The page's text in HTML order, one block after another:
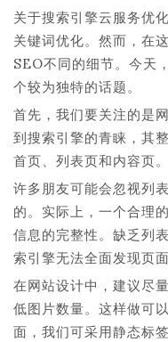
关于搜索引擎云服务优
关键词优化。然而，在
SEO不同的细节。今天
个较为独特的话题。
首先，我们要关注的是
到搜索引擎的青睐，其
首页、列表页和内容页。
许多朋友可能会忽视列
的。实际上，一个合理
信息的完整性。缺乏列
索引擎无法全面发现页面
在网站设计中，建议尽
低图片数量。这样做可
面，我们可采用静态标